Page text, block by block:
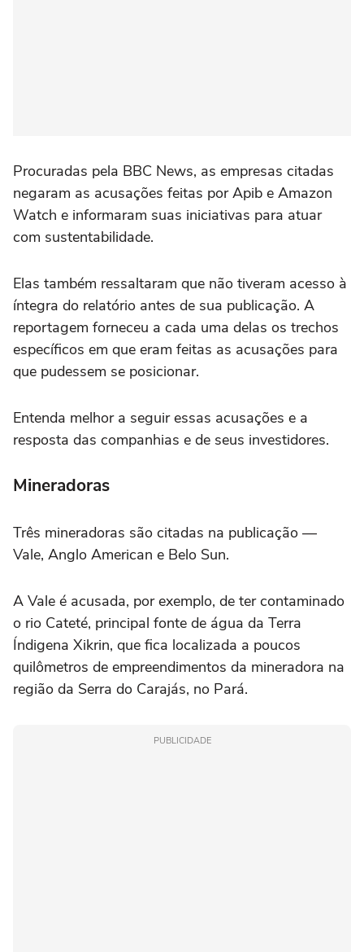
Procuradas pela BBC News, as empresas citadas
negaram as acusações feitas por Apib e Amazon
Watch e informaram suas iniciativas para atuar
com sustentabilidade.
Elas também ressaltaram que não tiveram acesso à
íntegra do relatório antes de sua publicação. A
reportagem forneceu a cada uma delas os trechos
específicos em que eram feitas as acusações para
que pudessem se posicionar.
Entenda melhor a seguir essas acusações e a
resposta das companhias e de seus investidores.
Mineradoras
Três mineradoras são citadas na publicação —
Vale, Anglo American e Belo Sun.
A Vale é acusada, por exemplo, de ter contaminado
o rio Cateté, principal fonte de água da Terra
Índigena Xikrin, que fica localizada a poucos
quilômetros de empreendimentos da mineradora na
região da Serra do Carajás, no Pará.
PUBLICIDADE